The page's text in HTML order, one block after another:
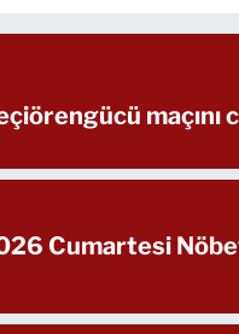
maçını
Cumartesi